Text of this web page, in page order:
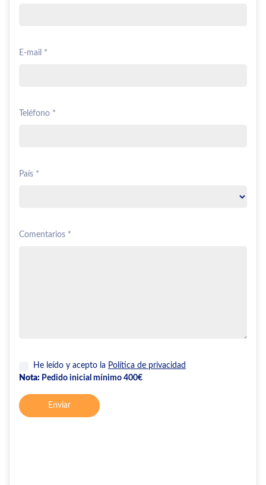
E-mail *
Teléfono *
País *
Comentarios *
He leído y acepto la Política de privacidad
Nota: Pedido inicial mínimo 400€
Enviar